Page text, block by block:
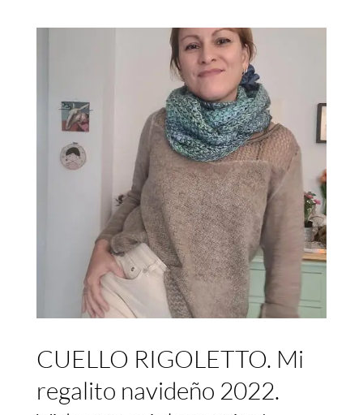
CUELLO RIGOLETTO. Mi
regalito navideño 2022.
CASASOL | Lino Flamé 1 y 3 cabos
10,45€(IVA inc.)